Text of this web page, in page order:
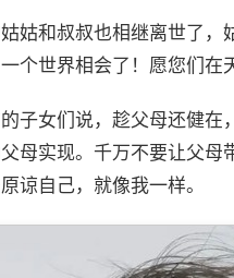
姑和叔叔也相继离世了
个世界相会了！愿您们
子女们说，趁父母还健
母实现。千万不要让父
谅自己，就像我一样。